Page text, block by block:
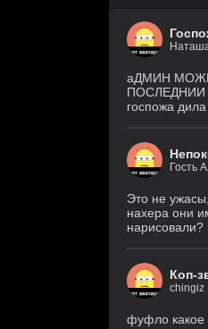
аДМИН
ПОСЛЕДНИИ
госпожа дила
Гость
Это не
нахера они
Коп-
chingiz
фуфло какое